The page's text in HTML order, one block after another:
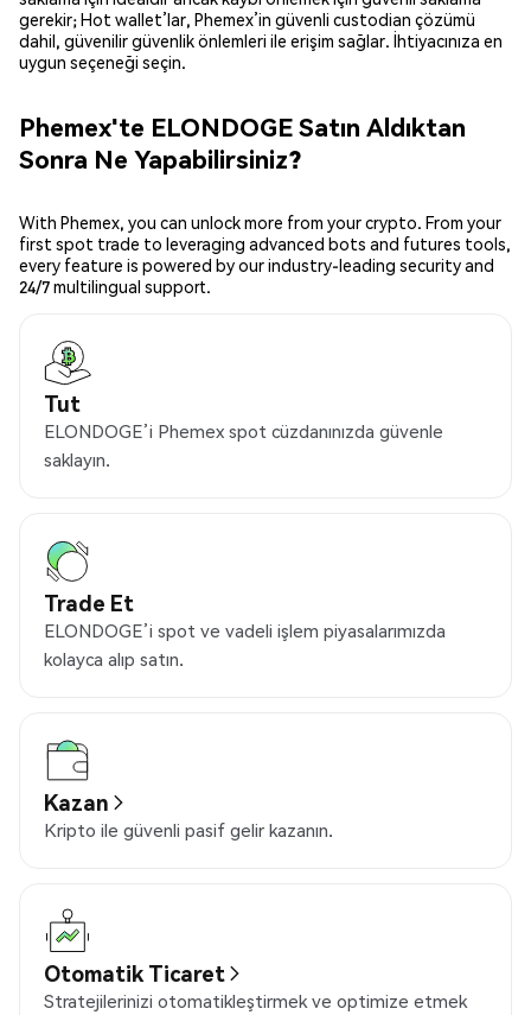
gerekir; Hot wallet’lar, Phemex’in güvenli custodian çözümü
dahil, güvenilir güvenlik önlemleri ile erişim sağlar. İhtiyacınıza en
uygun seçeneği seçin.
Phemex'te ELONDOGE Satın Aldıktan
Sonra Ne Yapabilirsiniz?
With Phemex, you can unlock more from your crypto. From your
first spot trade to leveraging advanced bots and futures tools,
every feature is powered by our industry-leading security and
24/7 multilingual support.
Tut
ELONDOGE’i Phemex spot cüzdanınızda güvenle
saklayın.
Trade Et
ELONDOGE’i spot ve vadeli işlem piyasalarımızda
kolayca alıp satın.
Kazan
Kripto ile güvenli pasif gelir kazanın.
Otomatik Ticaret
Stratejilerinizi otomatikleştirmek ve optimize etmek